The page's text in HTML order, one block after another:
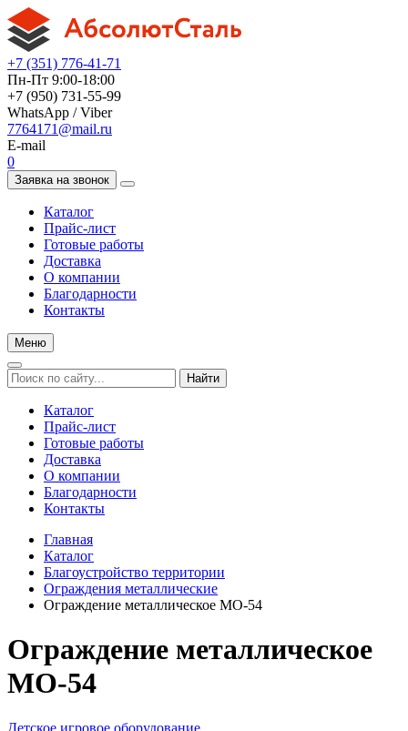
+7 (351) 776-41-71
Пн-Пт 9:00-18:00
+7 (950) 731-55-99
WhatsApp / Viber
7764171@mail.ru
E-mail
0
Заявка на звонок
Каталог
Прайс-лист
Готовые работы
Доставка
О компании
Благодарности
Контакты
Меню
Найти
Каталог
Прайс-лист
Готовые работы
Доставка
О компании
Благодарности
Контакты
Главная
Каталог
Благоустройство территории
Ограждения металлические
Ограждение металлическое МО-54
Ограждение металлическое
МО-54
Детское игровое оборудование